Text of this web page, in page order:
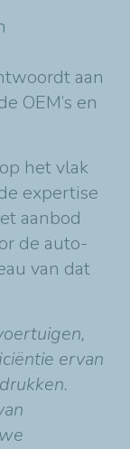
aan
OEM’s en
het vlak
expertise
aanbod
de auto-
van dat
ervan